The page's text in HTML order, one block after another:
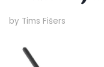
by Tims Fišers